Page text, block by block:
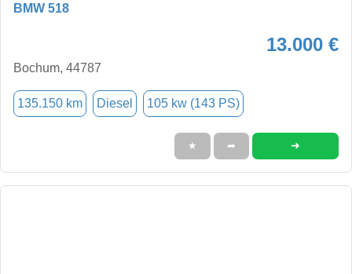
BMW 518
13.000 €
Bochum, 44787
135.150 km Diesel 105 kw (143 PS)
★ ➦ ➜